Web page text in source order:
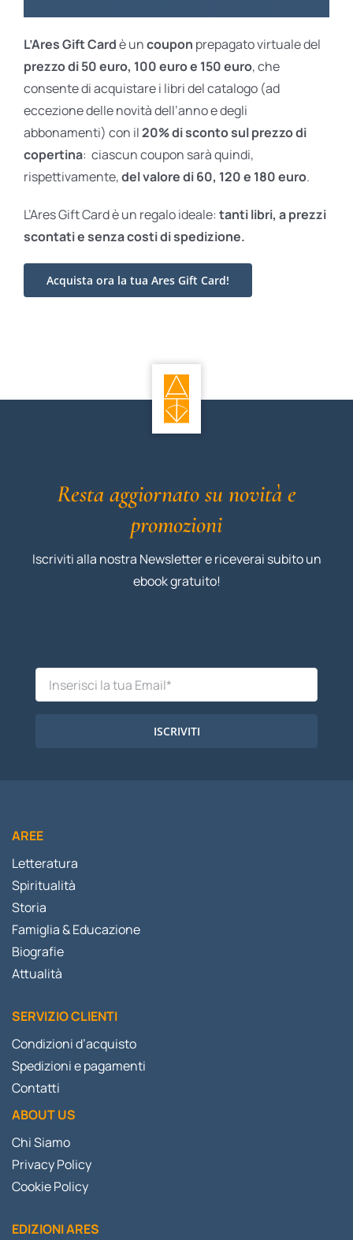
L’Ares Gift Cardè uncoupon prepagato virtuale del
prezzo di 50 euro, 100 euro e 150 euro, che
consente di acquistare i libri del catalogo (ad
eccezione delle novità dell’anno e degli
abbonamenti) con il20% di sconto sul prezzo di
copertina: ciascun coupon sarà quindi,
rispettivamente,del valore di 60, 120 e 180 euro.
L’Ares Gift Card è un regalo ideale: tanti libri, a prezzi
scontati esenza costi di spedizione.
Acquista ora la tua Ares Gift Card!
Resta aggiornato su novità e
promozioni
Iscriviti alla nostra Newsletter e riceverai subito un
ebook gratuito!
ISCRIVITI
AREE
Letteratura
Spiritualità
Storia
Famiglia & Educazione
Biografie
Attualità
SERVIZIO CLIENTI
Condizioni d’acquisto
Spedizioni e pagamenti
Contatti
ABOUT US
Chi Siamo
Privacy Policy
Cookie Policy
EDIZIONI ARES